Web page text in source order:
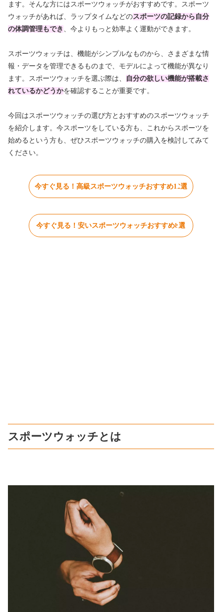
ます。そんな方にはスポーツウォッチがおすすめです。スポーツ
ウォッチがあれば、ラップタイムなどのスポーツの記録から自分
の体調管理もでき 、今よりもっと効率よく運動ができます。
スポーツウォッチは、機能がシンプルなものから、さまざまな情
報・データを管理できるものまで、モデルによって機能が異なり
ます。スポーツウォッチを選ぶ際は、
自分の欲しい機能が搭載さ
れているかどうかを確認することが重要です。
今回はスポーツウォッチの選び方とおすすめのスポーツウォッチ
を紹介します。今スポーツをしている方も、これからスポーツを
始めるという方も、ぜひスポーツウォッチの購入 を検討してみて
ください。
今すぐ見る！高級スポーツウォッチおすすめ12選
今すぐ見る！安いスポーツウォッチおすすめ8選
スポーツウォッチとは